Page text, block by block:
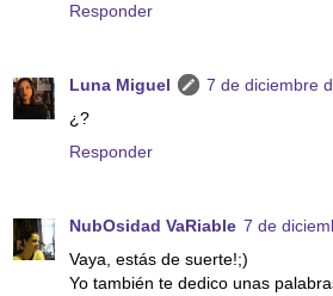
Responder
Luna Miguel
7 de diciembre
¿?
Responder
NubOsidad VaRiable 7 de
Vaya, estás de suerte!;)
Yo también te dedico unas